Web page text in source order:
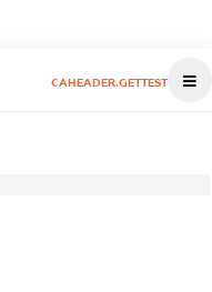
CAHEADER.GETTEST